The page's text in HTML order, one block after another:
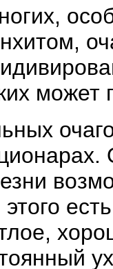
может